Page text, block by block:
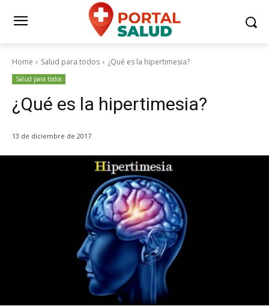
Home Salud para todos ¿Qué es la hipertimesia?
Salud para todos
¿Qué es la hipertimesia?
13 de diciembre de 2017